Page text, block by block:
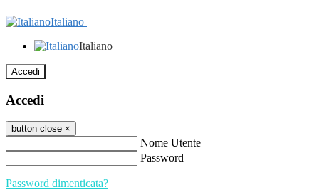
Italiano
Italiano
Accedi
Accedi
button close ×
Nome Utente
Password
Password dimenticata?